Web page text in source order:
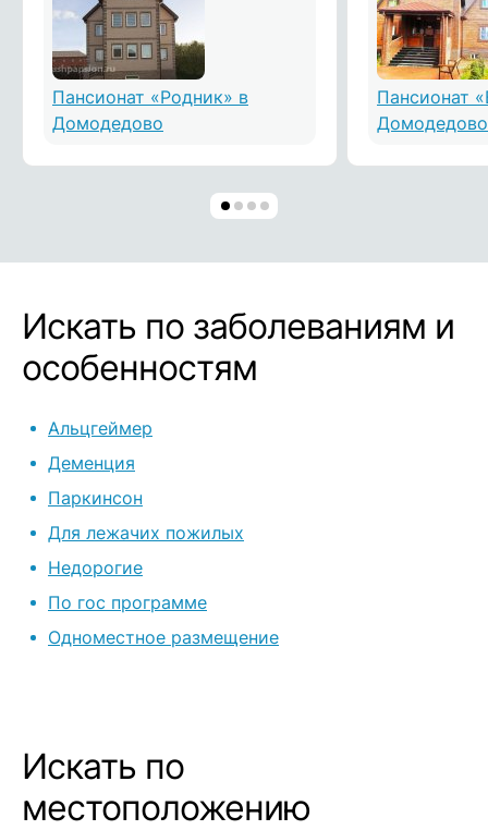
Пансионат «Родник» в
Домодедово
общение.
вспоминает
Пансионат
Домодедово
Искать по заболеваниям и
особенностям
Альцгеймер
Деменция
Паркинсон
Для лежачих пожилых
Недорогие
По гос программе
Одноместное размещение
Искать по
местоположению